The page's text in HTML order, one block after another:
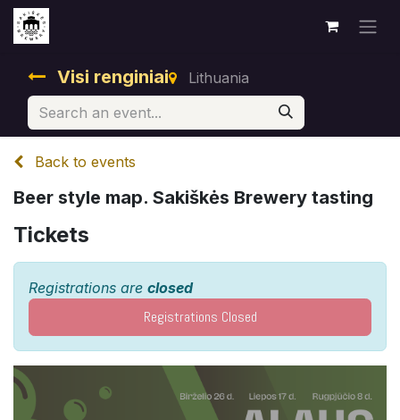
Visi renginiai Lithuania
Back to events
Beer style map. Sakiškės Brewery tasting
Tickets
Registrations are closed
Registrations Closed